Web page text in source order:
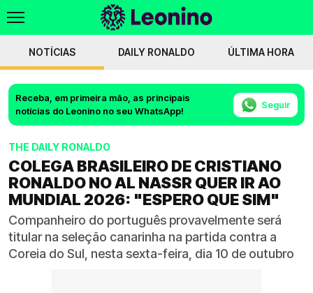
NOTÍCIAS DAILY RONALDO ÚLTIMA HORA
Receba, em primeira mão, as principais
notícias do Leonino no seu WhatsApp!
Seguir
THE DAILY RONALDO
COLEGA BRASILEIRO DE CRISTIANO
RONALDO NO AL NASSR QUER IR AO
MUNDIAL 2026: "ESPERO QUE SIM"
Companheiro do português provavelmente será
titular na seleção canarinha na partida contra a
Coreia do Sul, nesta sexta-feira, dia 10 de outubro